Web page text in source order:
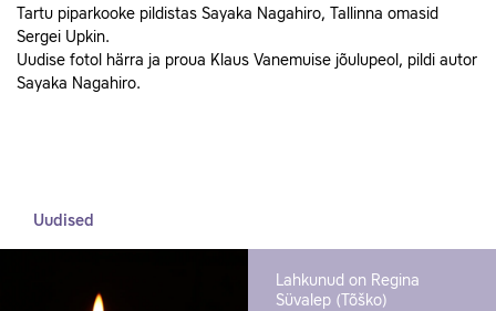
Tartu piparkooke pildistas Sayaka Nagahiro, Tallinna omasid
Sergei Upkin.
Uudise fotol härra ja proua Klaus Vanemuise jõulupeol, pildi autor
Sayaka Nagahiro.
Uudised
Lahkunud on Regina
Süvalep (Tõško)